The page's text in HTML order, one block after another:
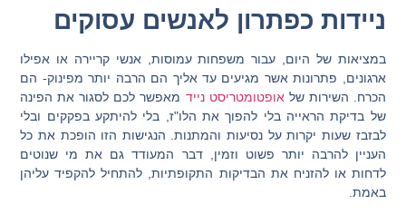
ניידות כפתרון לאנשים עסוקים
במציאות של היום, עבור משפחות עמוסות, אנשי קריירה או אפילו
ארגונים, פתרונות אשר מגיעים עד אליך הם הרבה יותר מפינוק- הם
הכרח. השירות של אופטומטריסט נייד מאפשר לכם לסגור את הפינה
של בדיקת הראייה בלי להפוך את הלו"ז, בלי להיתקע בפקקים ובלי
לבזבז שעות יקרות על נסיעות והמתנות. הנגישות הזו הופכת את כל
העניין להרבה יותר פשוט וזמין, דבר המעודד גם את מי שנוטים
לדחות או להזניח את הבדיקות התקופתיות, להתחיל להקפיד עליהן
באמת.